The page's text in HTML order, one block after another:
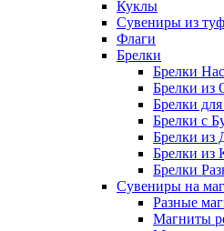
Куклы
Сувениры из
Флаги
Брелки
Брелки
Брелки из
Брелки
Брелки с
Брелки из
Брелки из
Брелки
Сувениры на
Разные
Магниты